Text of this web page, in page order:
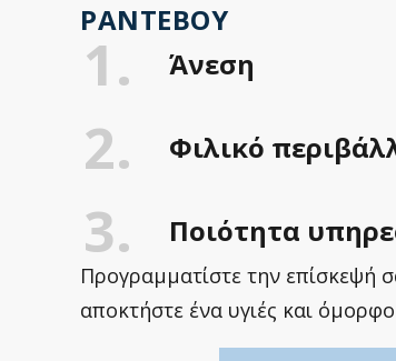
ΡΑΝΤΕΒΟΎ
1. Άνεση
2. Φιλικό
3. Ποιότητα
Προγραμματίστε την επίσκεψή
αποκτήστε ένα υγιές και